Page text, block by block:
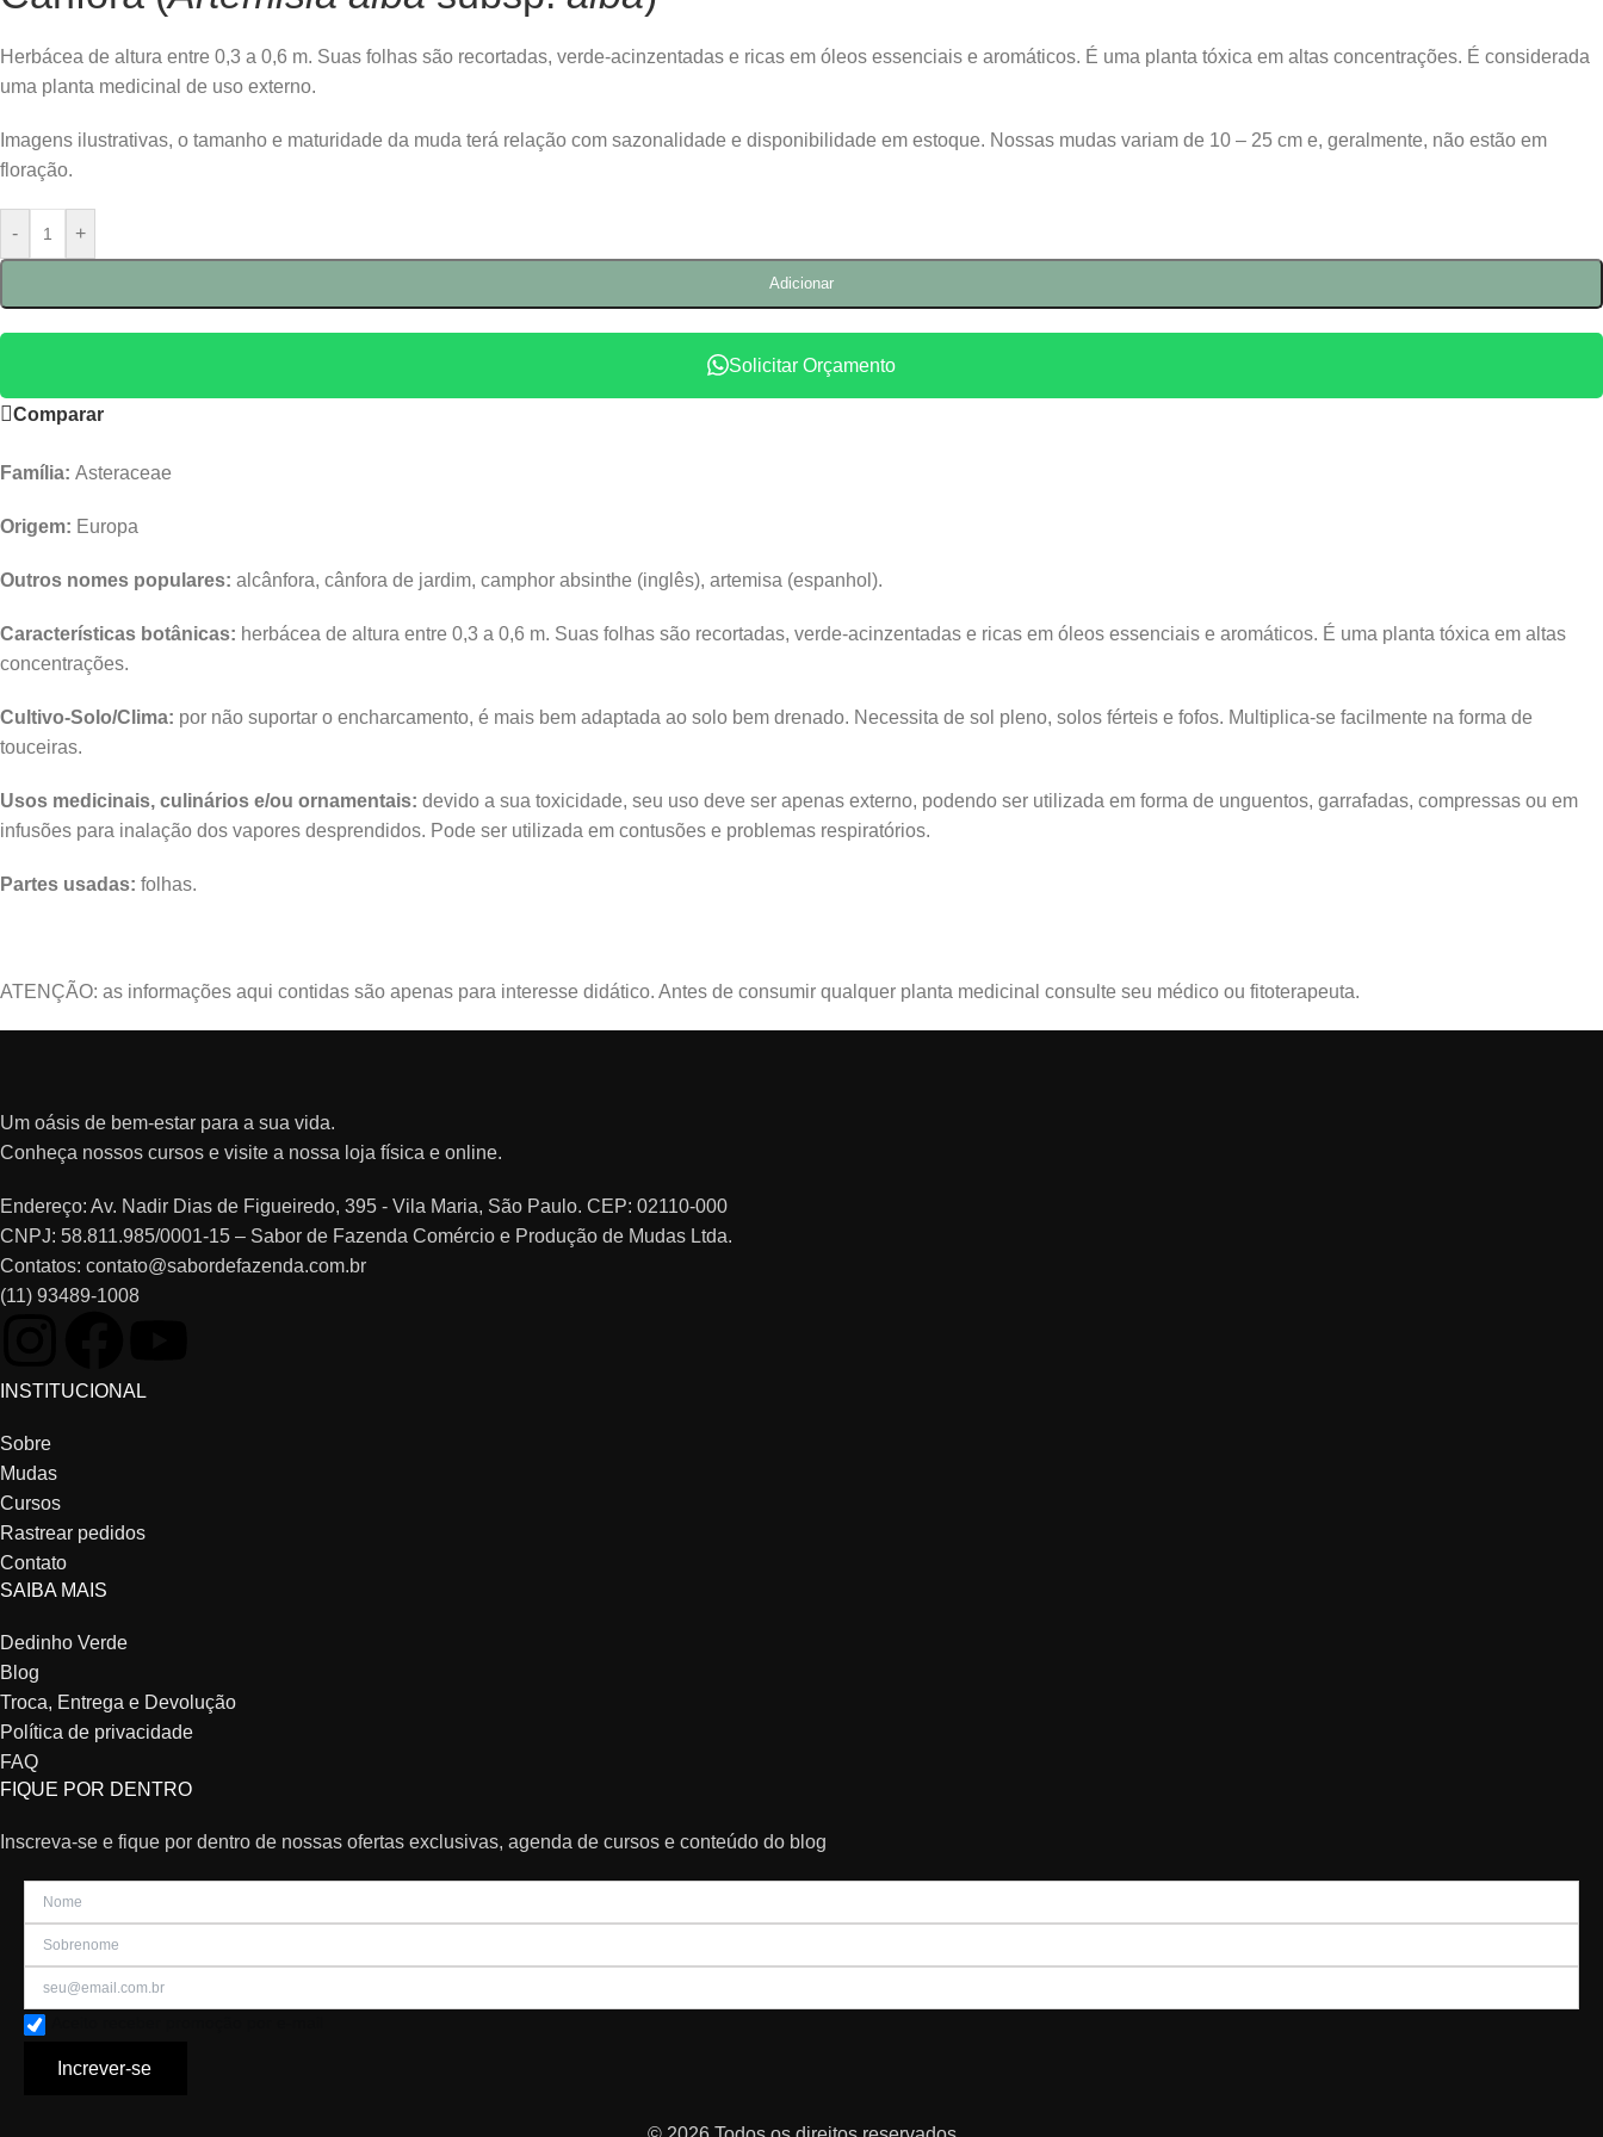
Herbácea de altura entre 0,3 a 0,6 m. Suas folhas são recortadas, verde-acinzentadas e ricas em óleos essenciais e aromáticos. É uma planta tóxica em altas concentrações. É considerada
uma planta medicinal de uso externo.
Imagens ilustrativas, o tamanho e maturidade da muda terá relação com sazonalidade e disponibilidade em estoque. Nossas mudas variam de 10 – 25 cm e, geralmente, não estão em
floração.
- +
Adicionar
Solicitar Orçamento
Comparar
Família: Asteraceae
Origem: Europa
Outros nomes populares: alcânfora, cânfora de jardim, camphor absinthe (inglês), artemisa (espanhol).
Características botânicas: herbácea de altura entre 0,3 a 0,6 m. Suas folhas são recortadas, verde-acinzentadas e ricas em óleos essenciais e aromáticos. É uma planta tóxica em altas
concentrações.
Cultivo-Solo/Clima: por não suportar o encharcamento, é mais bem adaptada ao solo bem drenado. Necessita de sol pleno, solos férteis e fofos. Multiplica-se facilmente na forma de
touceiras.
Usos medicinais, culinários e/ou ornamentais: devido a sua toxicidade, seu uso deve ser apenas externo, podendo ser utilizada em forma de unguentos, garrafadas, compressas ou em
infusões para inalação dos vapores desprendidos. Pode ser utilizada em contusões e problemas respiratórios.
Partes usadas: folhas.
ATENÇÃO: as informações aqui contidas são apenas para interesse didático. Antes de consumir qualquer planta medicinal consulte seu médico ou fitoterapeuta.
Um oásis de bem-estar para a sua vida.
Conheça nossos cursos e visite a nossa loja física e online.
Endereço: Av. Nadir Dias de Figueiredo, 395 - Vila Maria, São Paulo. CEP: 02110-000
CNPJ: 58.811.985/0001-15 – Sabor de Fazenda Comércio e Produção de Mudas Ltda.
Contatos: contato@sabordefazenda.com.br
(11) 93489-1008
INSTITUCIONAL
Sobre
Mudas
Cursos
Rastrear pedidos
Contato
SAIBA MAIS
Dedinho Verde
Blog
Troca, Entrega e Devolução
Política de privacidade
FAQ
FIQUE POR DENTRO
Inscreva-se e fique por dentro de nossas ofertas exclusivas, agenda de cursos e conteúdo do blog
Increver-se